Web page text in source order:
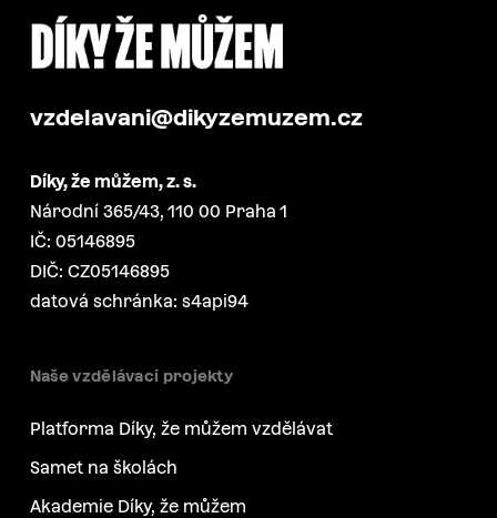
vzdelavani@dikyzemuzem.cz
Díky, že můžem, z. s.
Národní 365/43, 110 00 Praha 1
IČ: 05146895
DIČ: CZ05146895
datová schránka: s4api94
Naše vzdělávací projekty
Platforma Díky, že můžem vzdělávat
Samet na školách
Akademie Díky, že můžem